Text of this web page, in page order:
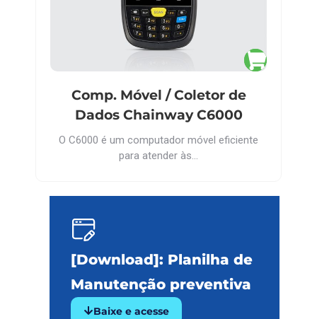
Comp. Móvel / Coletor de
Dados Chainway C6000
O C6000 é um computador móvel eficiente
para atender às…
[Download]: Planilha de
Manutenção preventiva
Baixe e acesse